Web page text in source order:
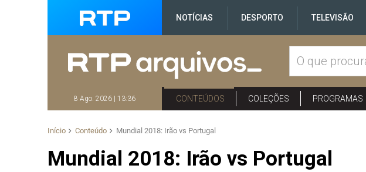
NOTÍCIAS DESPORTO TELEVISÃO
8 Ago. 2026 | 13:36 CONTEÚDOS COLEÇÕES PROGRAMAS
Início Conteúdo Mundial 2018: Irão vs Portugal
Mundial 2018: Irão vs Portugal